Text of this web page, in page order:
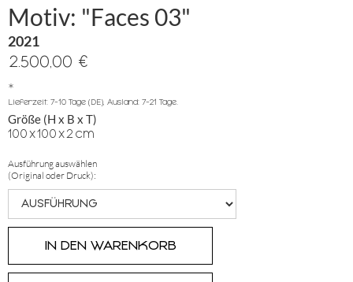
Motiv: "Faces 03"
2021
2.500,00 €
*
Lieferzeit: 7-10 Tage (DE), Ausland: 7-21 Tage.
Größe (H x B x T)
100x100x2 cm
Ausführung auswählen
(Original oder Druck):